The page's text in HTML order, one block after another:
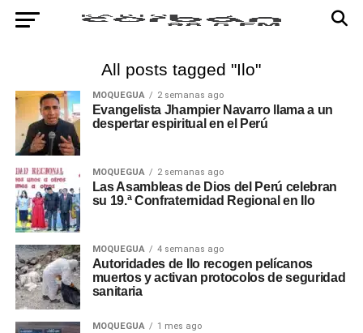
All posts tagged "Ilo"
MOQUEGUA 2 semanas ago
Evangelista Jhampier Navarro llama a un
despertar espiritual en el Perú
MOQUEGUA 2 semanas ago
Las Asambleas de Dios del Perú celebran
su 19.ª Confraternidad Regional en Ilo
MOQUEGUA 4 semanas ago
Autoridades de Ilo recogen pelícanos
muertos y activan protocolos de seguridad
sanitaria
MOQUEGUA 1 mes ago